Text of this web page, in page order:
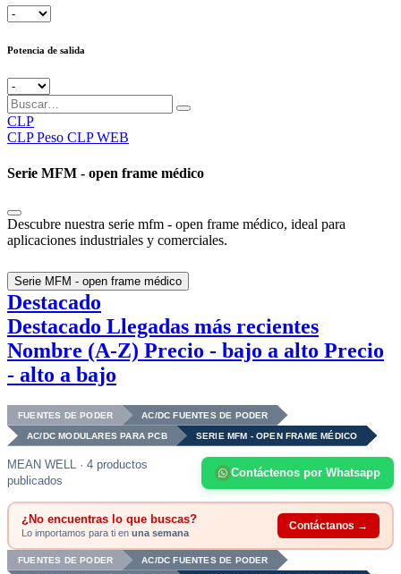
Potencia de salida
CLP
CLP Peso CLP WEB
Serie MFM - open frame médico
Descubre nuestra serie mfm - open frame médico, ideal para
aplicaciones industriales y comerciales.
Serie MFM - open frame médico
Destacado
Destacado Llegadas más recientes
Nombre (A-Z) Precio - bajo a alto Precio
- alto a bajo
FUENTES DE PODER AC/DC FUENTES DE PODER
AC/DC MODULARES PARA PCB SERIE MFM - OPEN FRAME MÉDICO
MEAN WELL · 4 productos
publicados
Contáctenos por Whatsapp
¿No encuentras lo que buscas?
Lo importamos para ti en una semana
Contáctanos →
FUENTES DE PODER AC/DC FUENTES DE PODER